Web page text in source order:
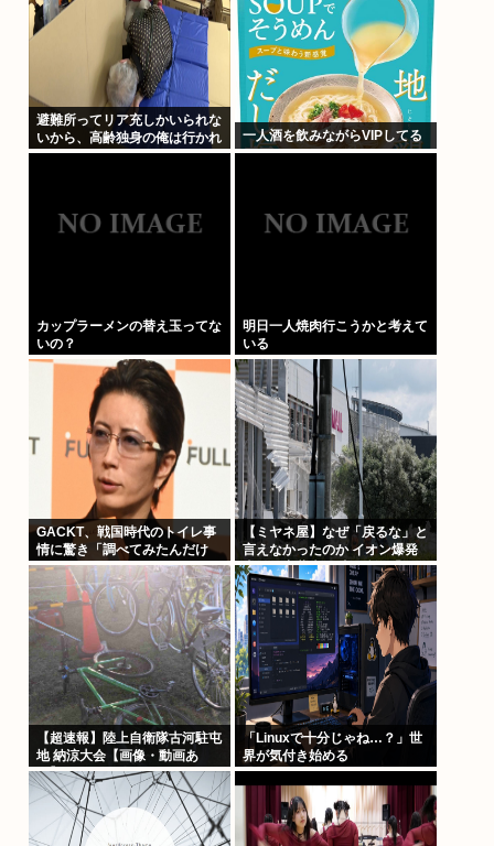
避難所ってリア充しかいられな
いから、高齢独身の俺は行かれ
ないわ
一人酒を飲みながらVIPしてる
カップラーメンの替え玉ってな
いの？
明日一人焼肉行こうかと考えて
いる
GACKT、戦国時代のトイレ事
情に驚き「調べてみたんだけ
ど…エグくない？」
【ミヤネ屋】なぜ「戻るな」と
言えなかったのか イオン爆発
事故で斎藤幸平氏も逡巡「ボク
もできなかっただろうなあ」
【超速報】陸上自衛隊古河駐屯
地 納涼大会【画像・動画あ
り】
「Linuxで十分じゃね…？」世
界が気付き始める